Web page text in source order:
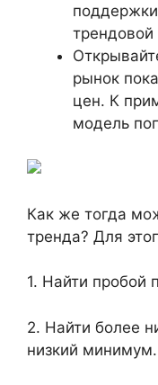
трендовой
рынок
цен. К
модель
Как же тогда
тренда? Для
1. Найти
2. Найти более
низкий минимум.